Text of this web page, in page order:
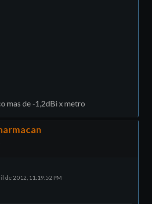
mas de -1,2dBi x metro
de 2012, 11:19:52 PM